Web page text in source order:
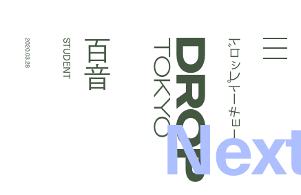
Droptokyo ドロップトーキョー
百音
STUDENT
2020.03.28